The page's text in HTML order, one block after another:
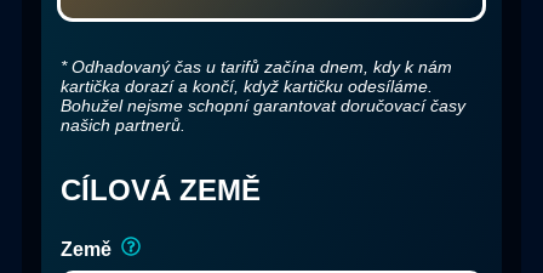
* Odhadovaný čas u tarifů začína dnem, kdy k nám
kartička dorazí a končí, když kartičku odesíláme.
Bohužel nejsme schopní garantovat doručovací časy
našich partnerů.
CÍLOVÁ ZEMĚ
Země